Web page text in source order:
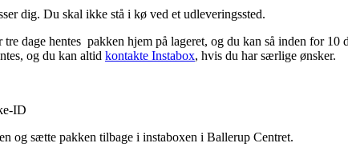
dig. Du skal ikke stå i kø ved et udleveringssted.
dage hentes pakken hjem på lageret, og du kan så inden for 10
og du kan altid kontakte Instabox, hvis du har særlige ønsker.
ID
og sætte pakken tilbage i instaboxen i Ballerup Centret.